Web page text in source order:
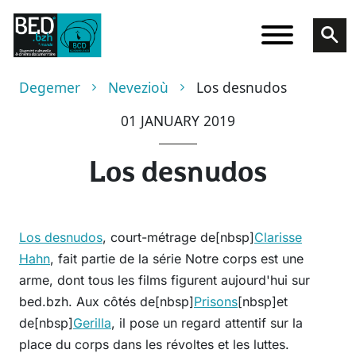
Skip to main content
Breadcrumb
Degemer Nevezioù
Los desnudos
01 JANUARY 2019
Los desnudos
Los desnudos, court-métrage de[nbsp]Clarisse
Hahn, fait partie de la série Notre corps est une
arme, dont tous les films figurent aujourd'hui sur
bed.bzh. Aux côtés de[nbsp]Prisons[nbsp]et
de[nbsp]Gerilla, il pose un regard attentif sur la
place du corps dans les révoltes et les luttes.